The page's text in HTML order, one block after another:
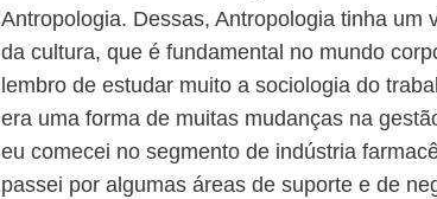
Antropologia. Dessas, Antropologia tinha um
da cultura, que é fundamental no mundo
lembro de estudar muito a sociologia do
era uma forma de muitas mudanças na
eu comecei no segmento de indústria
passei por algumas áreas de suporte e de